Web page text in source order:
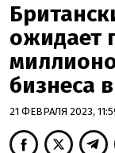
ожидает
бизнеса
21 ФЕВРАЛЯ 2023,